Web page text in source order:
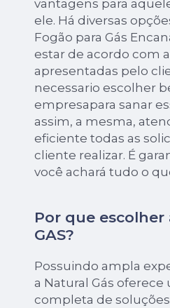
vantagens para
ele. Há diversas
Fogão para Gás
estar de acordo com
apresentadas pelo
necessario escolher
empresapara sanar
assim, a mesma,
eficiente todas as
cliente realizar. É
você achará tudo o
Por que escolher
GAS?
Possuindo ampla
a Natural Gás oferece
completa de